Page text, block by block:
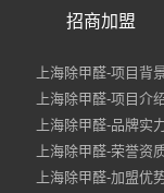
招商加盟
上海除甲醛-项目背
上海除甲醛-项目介
上海除甲醛-品牌实
上海除甲醛-荣誉资
上海除甲醛-加盟优